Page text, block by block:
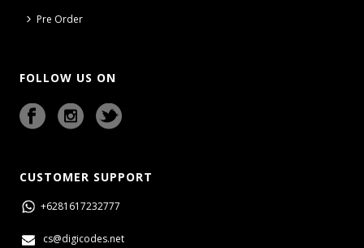
Pre Order
FOLLOW US ON
CUSTOMER SUPPORT
+6281617232777
cs@digicodes.net